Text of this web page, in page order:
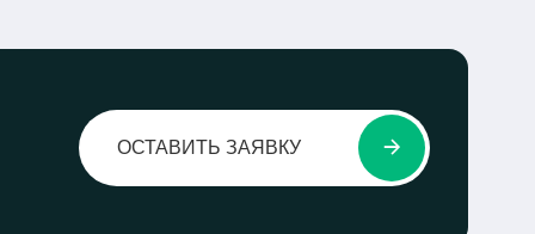
ОСТАВИТЬ ЗАЯВКУ